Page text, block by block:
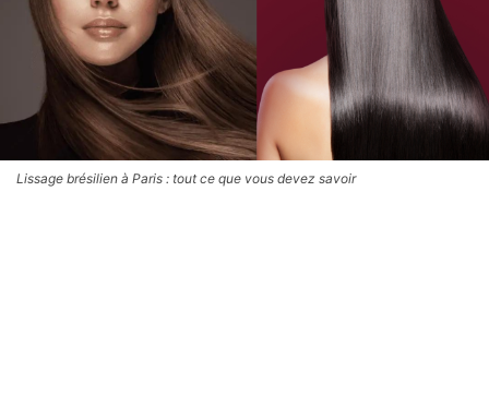
Lissage brésilien à Paris : tout ce que vous devez savoir